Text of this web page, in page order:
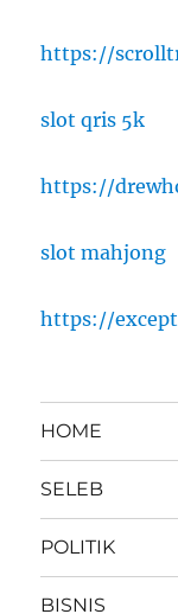
https://
slot qris 5k
https://
slot mahjong
https://
HOME
SELEB
POLITIK
BISNIS